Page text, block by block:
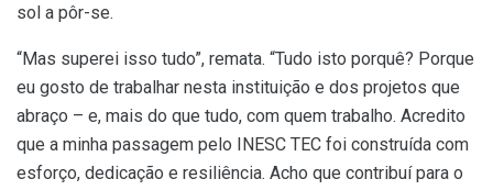
sol a pôr-se.
“Mas superei isso tudo”, remata. “Tudo isto porquê? Porque
eu gosto de trabalhar nesta instituição e dos projetos que
abraço – e, mais do que tudo, com quem trabalho. Acredito
que a minha passagem pelo INESC TEC foi construída com
esforço, dedicação e resiliência. Acho que contribuí para o